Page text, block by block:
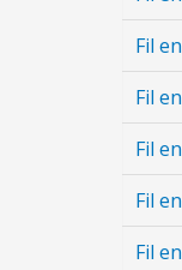
Fil
Fil
Fil
Fil
Fil